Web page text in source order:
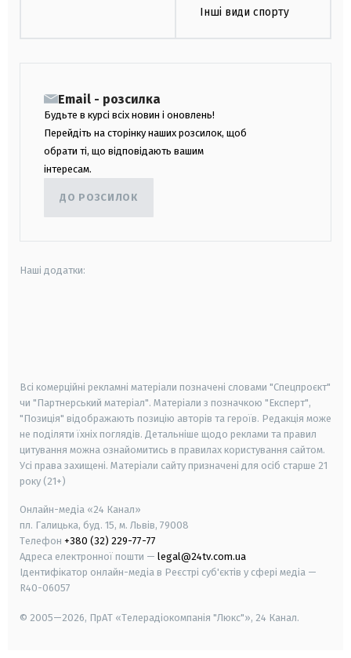
Інші види спорту
Email - розсилка
Будьте в курсі всіх новин і оновлень!
Перейдіть на сторінку наших розсилок, щоб
обрати ті, що відповідають вашим
інтересам.
ДО РОЗСИЛОК
Наші додатки:
Всі комерційні рекламні матеріали позначені словами "Спецпроєкт"
чи "Партнерський матеріал". Матеріали з позначкою "Експерт",
"Позиція" відображають позицію авторів та героїв. Редакція може
не поділяти їхніх поглядів. Детальніше щодо реклами та правил
цитування можна ознайомитись в правилах користування сайтом.
Усі права захищені. Матеріали сайту призначені для осіб старше 21
року (21+)
Онлайн-медіа «24 Канал»
пл. Галицька, буд. 15, м. Львів, 79008
Телефон +380 (32) 229-77-77
Адреса електронної пошти — legal@24tv.com.ua
Ідентифікатор онлайн-медіа в Реєстрі суб'єктів у сфері медіа —
R40-06057
© 2005—2026, ПрАТ «Телерадіокомпанія "Люкс"», 24 Канал.